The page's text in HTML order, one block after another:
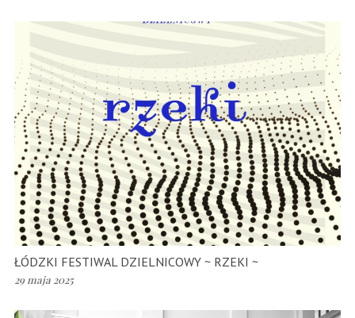
ŁÓDZKI FESTIWAL DZIELNICOWY ~ RZEKI ~
29 maja 2025